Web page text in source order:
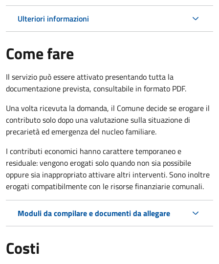
Ulteriori informazioni
Come fare
Il servizio può essere attivato presentando tutta la
documentazione prevista, consultabile in formato PDF.
Una volta ricevuta la domanda, il Comune decide se erogare il
contributo solo dopo una valutazione sulla situazione di
precarietà ed emergenza del nucleo familiare.
I contributi economici hanno carattere temporaneo e
residuale: vengono erogati solo quando non sia possibile
oppure sia inappropriato attivare altri interventi. Sono inoltre
erogati compatibilmente con le risorse finanziarie comunali.
Moduli da compilare e documenti da allegare
Costi